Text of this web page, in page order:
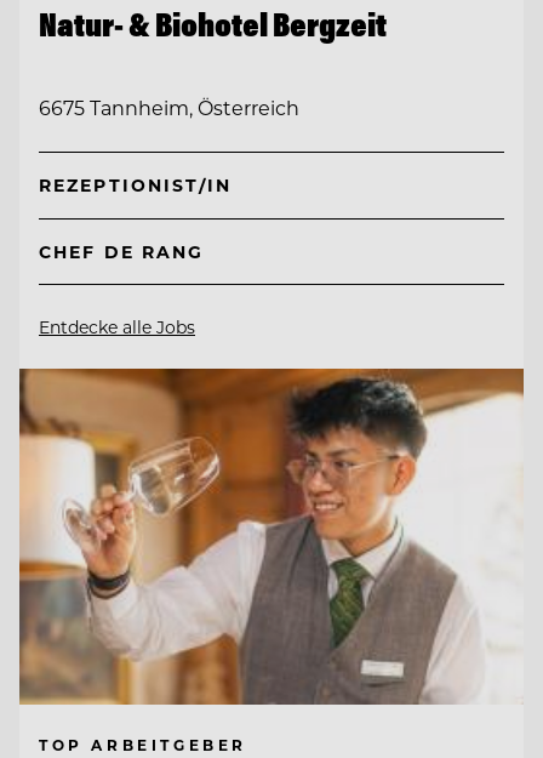
Natur- & Biohotel Bergzeit
6675 Tannheim, Österreich
REZEPTIONIST/IN
CHEF DE RANG
Entdecke alle Jobs
TOP ARBEITGEBER